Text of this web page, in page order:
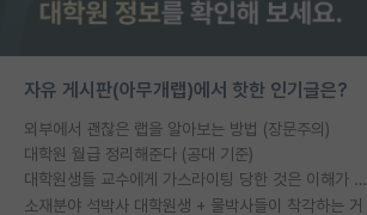
자유 게시판(아무개랩)에서 핫한 인기글은?
외부에서 괜찮은 랩을 알아보는 방법 (장문주의)
대학원 월급 정리해준다 (공대 기준)
대학원생들 교수에게 가스라이팅 당한 것은 이해가 갑니다. 안타깝네요.
소재분야 석박사 대학원생 + 물박사들이 착각하는 거